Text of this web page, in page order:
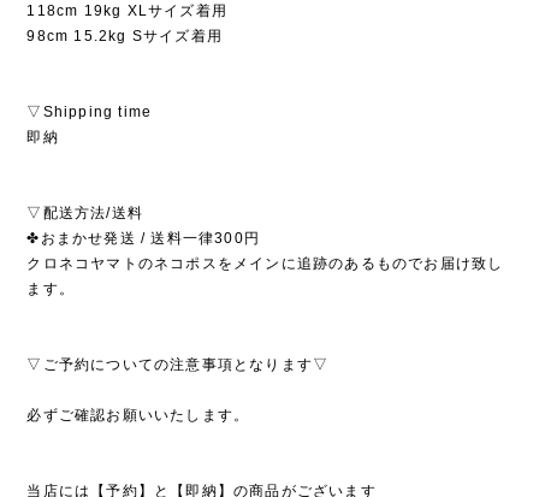
118cm 19kg XLサイズ着用
98cm 15.2kg Sサイズ着用
▽Shipping time
即納
▽配送方法/送料
✤おまかせ発送 / 送料一律300円
クロネコヤマトのネコポスをメインに追跡のあるものでお届け致し
ます。
▽ご予約についての注意事項となります▽
必ずご確認お願いいたします。
当店には【予約】と【即納】の商品がございます